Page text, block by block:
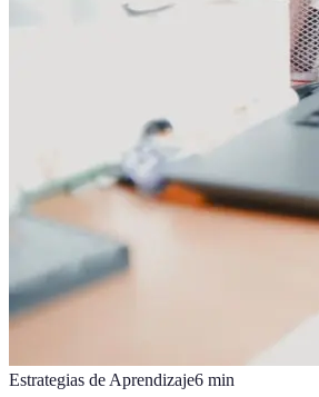
Estrategias de Aprendizaje6 min